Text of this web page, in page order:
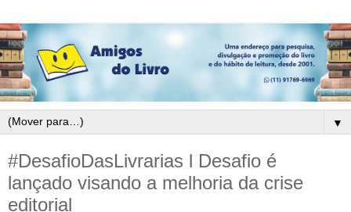
▼
#DesafioDasLivrarias l Desafio é
lançado visando a melhoria da crise
editorial